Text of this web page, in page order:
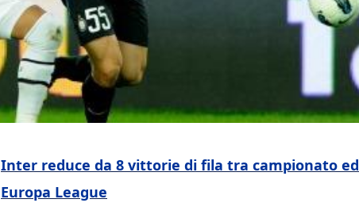
Inter reduce da 8 vittorie di fila tra campionato ed
Europa League